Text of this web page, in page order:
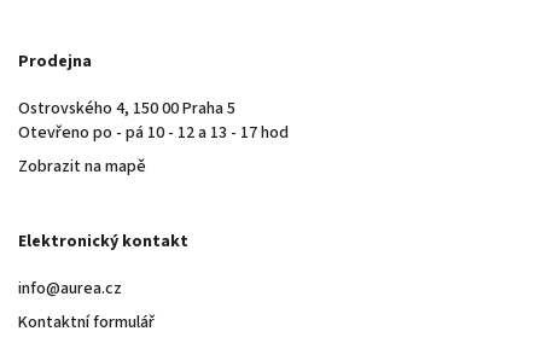
Prodejna
Ostrovského 4, 150 00 Praha 5
Otevřeno po - pá 10 - 12 a 13 - 17 hod
Zobrazit na mapě
Elektronický kontakt
info@aurea.cz
Kontaktní formulář